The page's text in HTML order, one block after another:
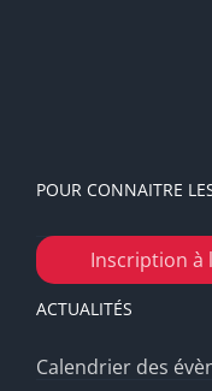
POUR CONNAITRE
Inscription à
ACTUALITÉS
Calendrier des